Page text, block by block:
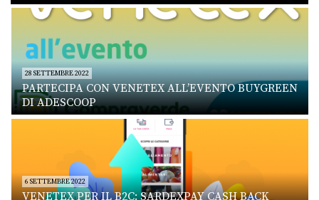
28 SETTEMBRE 2022
PARTECIPA CON VENETEX ALL’EVENTO BUYGREEN
DI ADESCOOP
6 SETTEMBRE 2022
VENETEX PER IL B2C: SARDEXPAY CASH BACK